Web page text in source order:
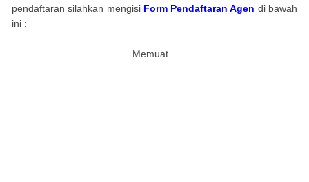
pendaftaran silahkan mengisi Form Pendaftaran Agen di bawah
ini :
Memuat...